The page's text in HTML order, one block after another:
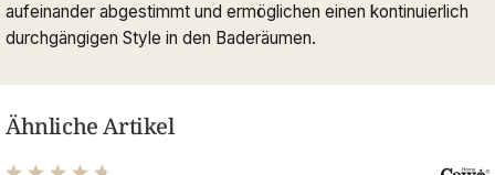
aufeinander abgestimmt und ermöglichen einen kontinuierlich
durchgängigen Style in den Baderäumen.
Ähnliche Artikel